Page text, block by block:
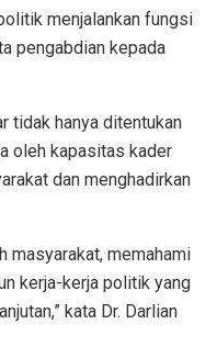
menjalankan fungsi
pengabdian kepada
tidak hanya ditentukan
oleh kapasitas kader
dan menghadirkan
masyarakat, memahami
kerja-kerja politik yang
kata Dr. Darlian